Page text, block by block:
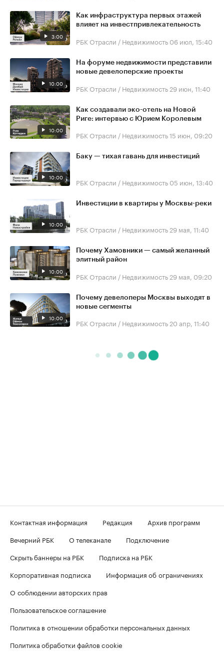
3:00
Как инфраструктура первых этажей
влияет на инвестпривлекательность
РБК Отрасли / Недвижимость 06 июл, 15:40
10:00
На форуме недвижимости представили
новые девелоперские проекты
РБК Отрасли / Недвижимость 29 июн, 11:40
10:00
Как создавали эко-отель на Новой
Риге: интервью с Юрием Королевым
РБК Отрасли / Недвижимость15 июн, 09:20
10:00
Баку — тихая гавань для инвестиций
РБК Отрасли / Недвижимость 05 июн, 13:40
10:00
Инвестиции в квартиры у Москвы-реки
РБК Отрасли / Недвижимость 29 мая, 11:40
10:00
Почему Хамовники — самый желанный
элитный район
РБК Отрасли / Недвижимость 29 мая, 09:20
10:00
Почему девелоперы Москвы выходят в
новые сегменты
РБК Отрасли / Недвижимость 20 апр, 11:40
Контактная информация Редакция
Архив программ
Вечерний РБК
О телеканале
Подключение
Скрыть баннеры на РБК
Подписка на РБК
Корпоративная подписка
Информация об ограничениях
О соблюдении авторских прав
Пользовательское соглашение
Политика в отношении обработки персональных данных
Политика обработки файлов cookie